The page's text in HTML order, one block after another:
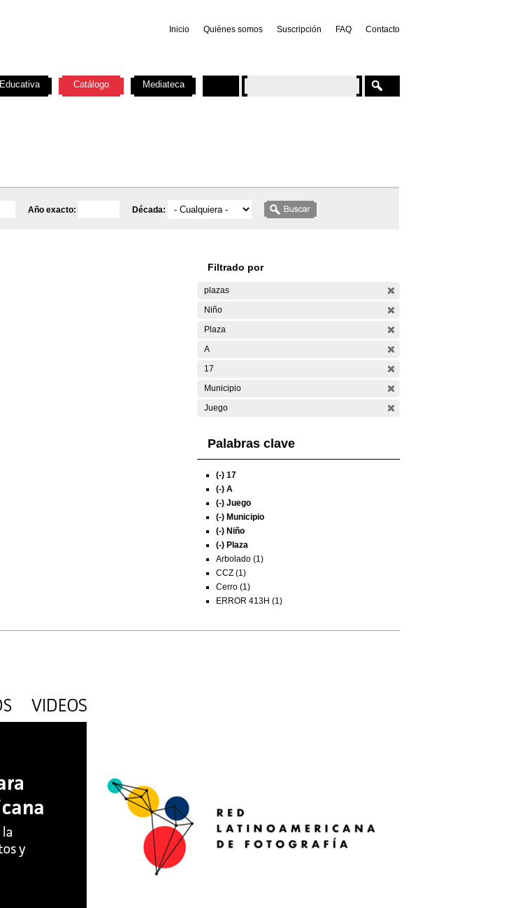
Inicio Quiénes somos Suscripción FAQ Contacto
Año exacto: Década:
Filtrado por
plazas
Niño
Plaza
A
17
Municipio
Juego
Palabras clave
(-) 17
(-) A
(-) Juego
(-) Municipio
(-) Niño
(-) Plaza
Arbolado (1)
CCZ (1)
Cerro (1)
ERROR 413H (1)
Educativa Catálogo Mediateca